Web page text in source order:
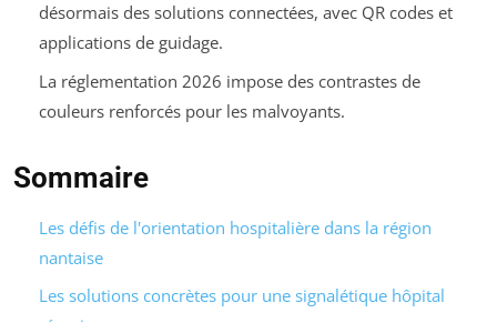
désormais des solutions connectées, avec QR codes et
applications de guidage.
La réglementation 2026 impose des contrastes de
couleurs renforcés pour les malvoyants.
Sommaire
Les défis de l'orientation hospitalière dans la région
nantaise
Les solutions concrètes pour une signalétique hôpital